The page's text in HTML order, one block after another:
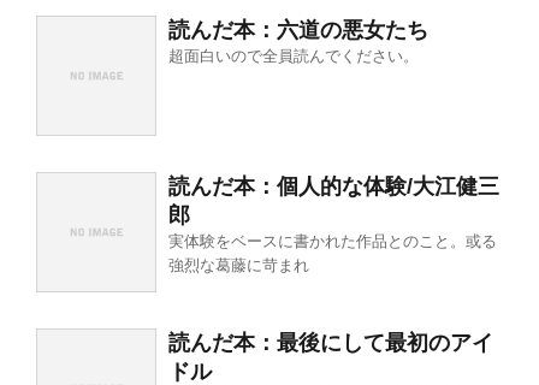
読んだ本：六道の悪女たち
超面白いので全員読んでください。
読んだ本：個人的な体験/大江健三
郎
実体験をベースに書かれた作品とのこと。或る
強烈な葛藤に苛まれ
読んだ本：最後にして最初のアイ
ドル